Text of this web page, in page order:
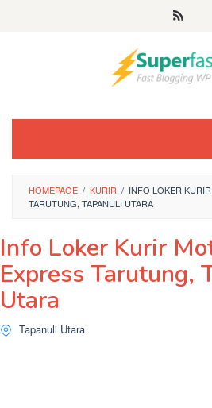
HOMEPAGE / KURIR / INFO LOKER
TARUTUNG, TAPANULI UTARA
Info Loker Kurir
Express Tarutung,
Utara
Tapanuli Utara